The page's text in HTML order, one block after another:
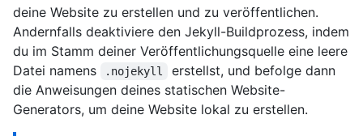
deine Website zu erstellen und zu veröffentlichen.
Andernfalls deaktiviere den Jekyll-Buildprozess, indem
du im Stamm deiner Veröffentlichungsquelle eine leere
Datei namens
.nojekyll
erstellst, und befolge dann
die Anweisungen deines statischen Website-
Generators, um deine Website lokal zu erstellen.